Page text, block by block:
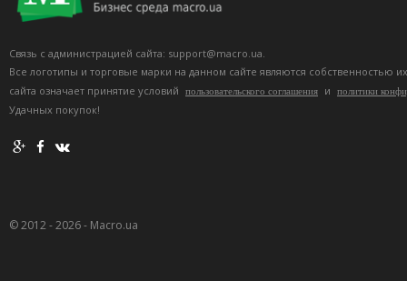
Связь с администрацией сайта: support@macro.ua.
Все логотипы и торговые марки на данном сайте являются собственностью
сайта означает принятие условий
пользовательского соглашения и политики
Удачных покупок!
© 2012 - 2026 - Macro.ua